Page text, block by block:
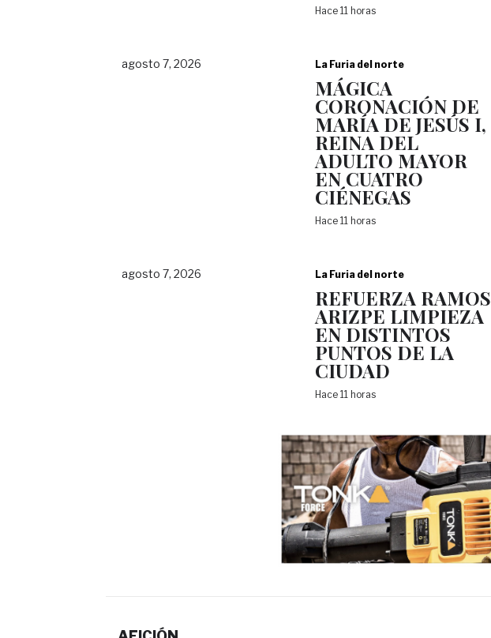
Hace 11 horas
agosto 7, 2026 La Furia del norte
MÁGICA
CORONACIÓN DE
MARÍA DE JESÚS I,
REINA DEL
ADULTO MAYOR
EN CUATRO
CIÉNEGAS
Hace 11 horas
agosto 7, 2026 La Furia del norte
REFUERZA RAMOS
ARIZPE LIMPIEZA
EN DISTINTOS
PUNTOS DE LA
CIUDAD
Hace 11 horas